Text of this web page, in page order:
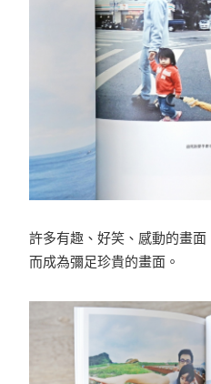
許多有趣、好笑、感動的畫面
而成為彌足珍貴的畫面。